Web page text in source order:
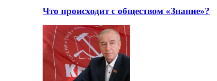
Что происходит с обществом «Знание»?